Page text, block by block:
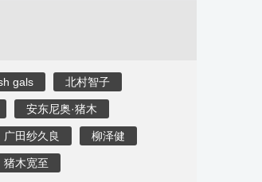
gals 北村智子
安东尼奥·猪木
广田纱久良 柳泽健
猪木宽至